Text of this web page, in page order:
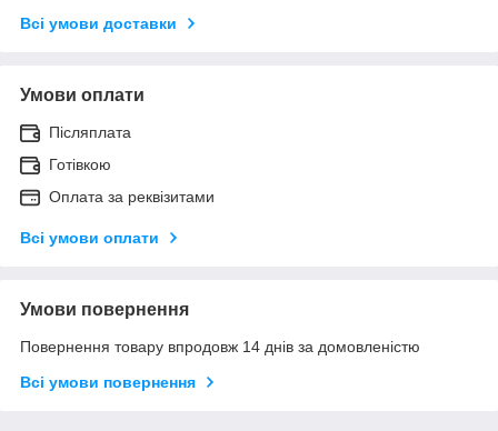
Всі умови доставки
Умови оплати
Післяплата
Готівкою
Оплата за реквізитами
Всі умови оплати
Умови повернення
Повернення товару впродовж 14 днів за домовленістю
Всі умови повернення